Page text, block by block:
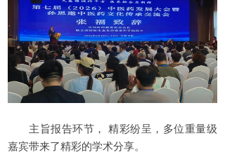
主旨报告环节， 精彩纷呈，多位重量级
嘉宾带来了精彩的学术分享。